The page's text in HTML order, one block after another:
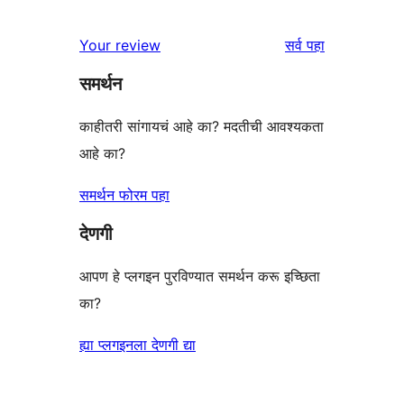
Your review सर्वपुनरावलोकने
पहा
समर्थन
काहीतरी सांगायचं आहे का? मदतीची आवश्यकता
आहे का?
समर्थन फोरम पहा
देणगी
आपण हे प्लगइन पुरविण्यात समर्थन करू इच्छिता
का?
ह्या प्लगइनला देणगी द्या